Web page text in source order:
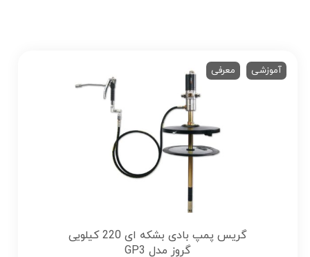
آموزشی معرفی
گریس پمپ بادی بشکه ای 220 کیلویی
گروز مدل GP3